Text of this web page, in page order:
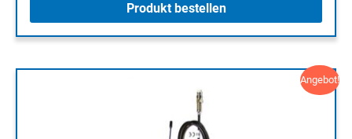
Produkt bestellen
Angebot!